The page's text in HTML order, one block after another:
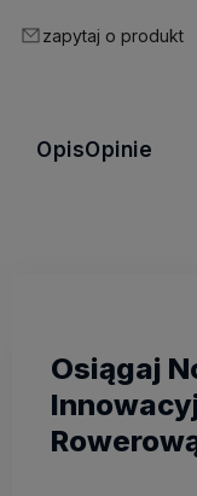
zapytaj o produkt
OpisOpinie
Osiągaj